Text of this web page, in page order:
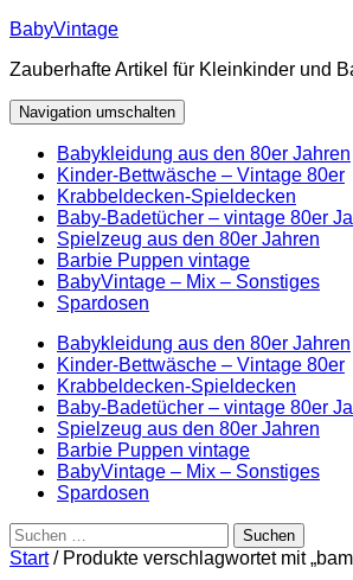
Zum
springen
BabyVintage
Zauberhafte Artikel für Kleinkinder und
Navigation umschalten
Babykleidung aus den 80er Jahren
Kinder-Bettwäsche – Vintage 80er
Krabbeldecken-Spieldecken
Baby-Badetücher – vintage 80er
Spielzeug aus den 80er Jahren
Barbie Puppen vintage
BabyVintage – Mix – Sonstiges
Spardosen
Babykleidung aus den 80er Jahren
Kinder-Bettwäsche – Vintage 80er
Krabbeldecken-Spieldecken
Baby-Badetücher – vintage 80er
Spielzeug aus den 80er Jahren
Barbie Puppen vintage
BabyVintage – Mix – Sonstiges
Spardosen
Suchen
nach:
Start/ Produkte verschlagwortet mit